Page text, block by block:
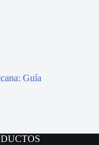
Guía